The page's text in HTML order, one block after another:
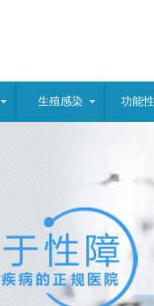
生殖感染 功能